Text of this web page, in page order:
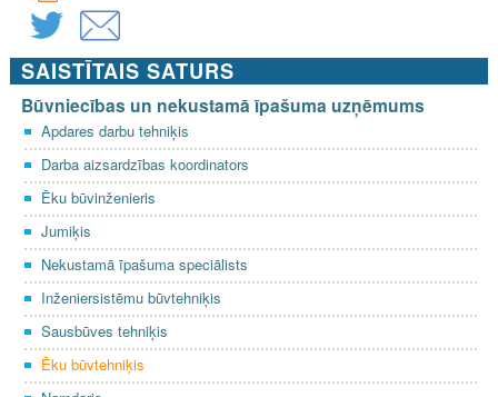
SAISTĪTAIS SATURS
Būvniecības un nekustamā īpašuma uzņēmums
Apdares darbu tehniķis
Darba aizsardzības koordinators
Ēku būvinženieris
Jumiķis
Nekustamā īpašuma speciālists
Inženiersistēmu būvtehniķis
Sausbūves tehniķis
Ēku būvtehniķis